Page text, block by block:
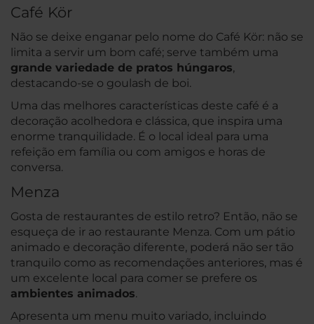
Café Kör
Não se deixe enganar pelo nome do Café Kör: não se
limita a servir um bom café; serve também uma
grande variedade de pratos húngaros,
destacando-se o goulash de boi.
Uma das melhores características deste café é a
decoração acolhedora e clássica, que inspira uma
enorme tranquilidade. É o local ideal para uma
refeição em família ou com amigos e horas de
conversa.
Menza
Gosta de restaurantes de estilo retro? Então, não se
esqueça de ir ao restaurante Menza. Com um pátio
animado e decoração diferente, poderá não ser tão
tranquilo como as recomendações anteriores, mas é
um excelente local para comer se prefere os
ambientes animados.
Apresenta um menu muito variado, incluindo